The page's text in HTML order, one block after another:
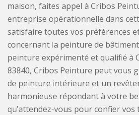
maison, faites appel à Cribos
entreprise opérationnelle dans
satisfaire toutes vos préférences
concernant la peinture de
peinture expérimenté et qualifié à
83840, Cribos Peinture peut vous
de peinture intérieure et un
harmonieuse répondant à votre
qu’attendez-vous pour confier vos